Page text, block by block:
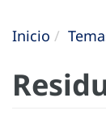
Inicio